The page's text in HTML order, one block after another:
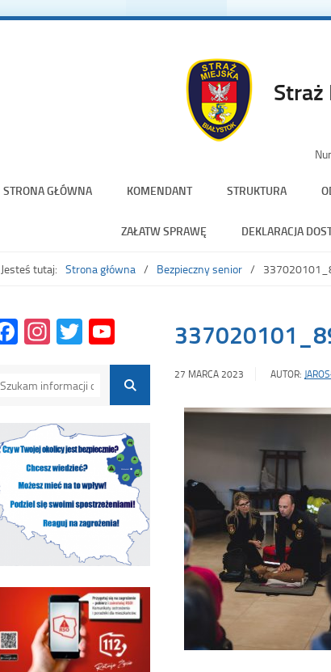
STRONA GŁÓWNA KOMENDANT STRUKTURA
ZAŁATW SPRAWĘ DEKLARACJA
Jesteś tutaj: Strona główna Bezpieczny senior
Facebook
Instagram
TwitterYouTube
Channel27 MARCA 2023 AUTOR: